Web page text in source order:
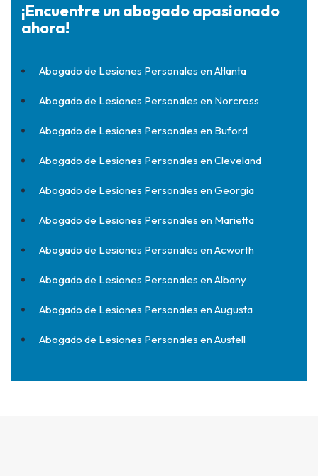
¡Encuentre un abogado apasionado
ahora!
Abogado de Lesiones Personales en Atlanta
Abogado de Lesiones Personales en Norcross
Abogado de Lesiones Personales en Buford
Abogado de Lesiones Personales en Cleveland
Abogado de Lesiones Personales en Georgia
Abogado de Lesiones Personales en Marietta
Abogado de Lesiones Personales en Acworth
Abogado de Lesiones Personales en Albany
Abogado de Lesiones Personales en Augusta
Abogado de Lesiones Personales en Austell